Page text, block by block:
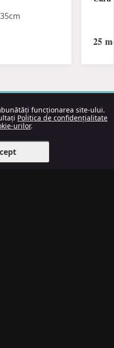
25
funcționarea site-ului.
Politica de confidențialitate
urilor.